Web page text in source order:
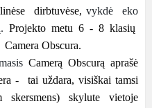
dirbtuvėse,vykdė eko
Projekto metu 6 - 8 klasių
Obscura.
Camerą Obscurą aprašė
- tai uždara, visiškai tamsi
skylute vietoje